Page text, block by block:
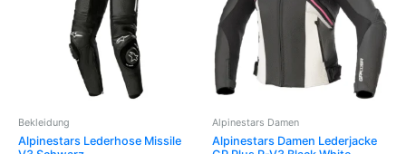
Bekleidung
Alpinestars Lederhose Missile
Produktseite
gewählt
Alpinestars Damen
Alpinestars Damen Lederjacke
auf.
Die
können
auf
gewählt